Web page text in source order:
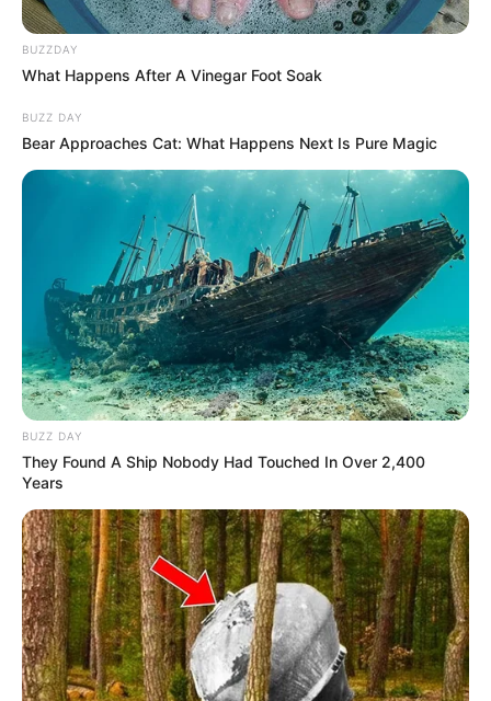
BUZZDAY
What Happens After A Vinegar Foot Soak
BUZZ DAY
Bear Approaches Cat: What Happens Next Is Pure Magic
BUZZ DAY
They Found A Ship Nobody Had Touched In Over 2,400
Years